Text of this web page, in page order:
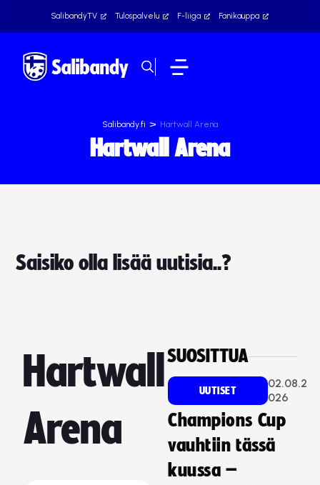
SalibandyTV Tulospalvelu F-liiga Fanikauppa
Salibandy.fi > Hartwall Arena
Hartwall Arena
Saisiko olla lisää uutisia..?
Hartwall
Arena
SUOSITTUA
UUTISET
02.08.2
026
Champions Cup
vauhtiin tässä
kuussa –